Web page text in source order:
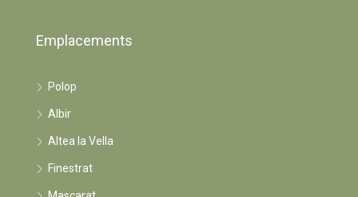
Emplacements
Polop
Albir
Altea la Vella
Finestrat